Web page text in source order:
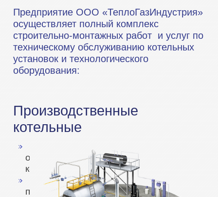
Предприятие ООО «ТеплоГазИндустрия»
осуществляет полный комплекс
строительно-монтажных работ и услуг по
техническому обслуживанию котельных
установок и технологического
оборудования:
Производственные
котельные
отопительные
котельные;
паровые